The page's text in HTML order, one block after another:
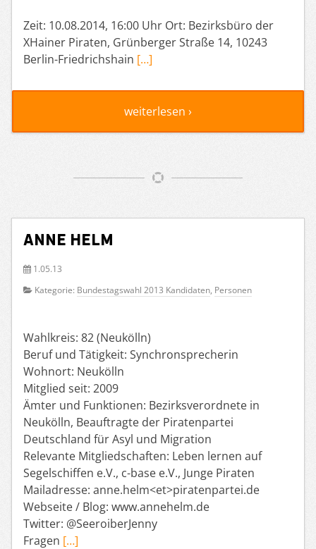
Zeit: 10.08.2014, 16:00 Uhr Ort: Bezirksbüro der
XHainer Piraten, Grünberger Straße 14, 10243
Berlin-Friedrichshain […]
weiterlesen ›
Anne Helm
1.05.13
Kategorie: Bundestagswahl 2013 Kandidaten, Personen
Wahlkreis: 82 (Neukölln)
Beruf und Tätigkeit: Synchronsprecherin
Wohnort: Neukölln
Mitglied seit: 2009
Ämter und Funktionen: Bezirksverordnete in
Neukölln, Beauftragte der Piratenpartei
Deutschland für Asyl und Migration
Relevante Mitgliedschaften: Leben lernen auf
Segelschiffen e.V., c-base e.V., Junge Piraten
Mailadresse: anne.helm<et>piratenpartei.de
Webseite / Blog: www.annehelm.de
Twitter: @SeeroiberJenny
Fragen […]